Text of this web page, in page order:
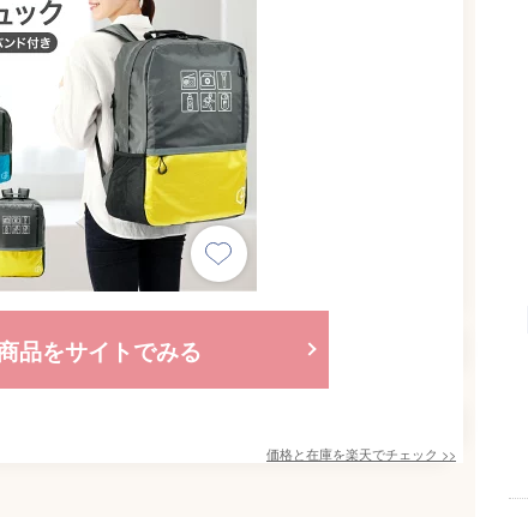
品をサイトでみる
価格と在庫を楽天でチェック >>